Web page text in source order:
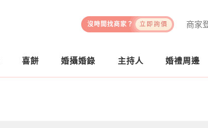
商家
沒時間找商家？ 立即詢價
喜餅 婚攝婚錄 主持人 婚禮周邊